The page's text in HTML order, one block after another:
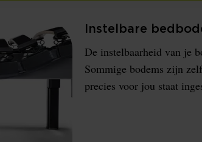
Instelbare
De instelbaarheid van je
Sommige bodems zijn
precies voor jou staat